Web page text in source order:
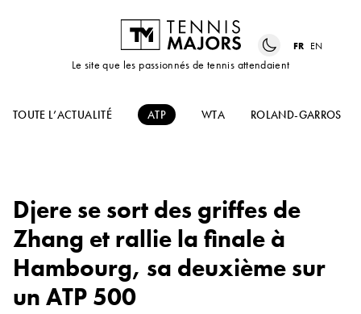
Le site que les passionnés de tennis attendaient
FR EN
TOUTE L’ACTUALITÉ ATP WTA ROLAND-GARROS
Djere se sort des griffes de
Zhang et rallie la finale à
Hambourg, sa deuxième sur
un ATP 500